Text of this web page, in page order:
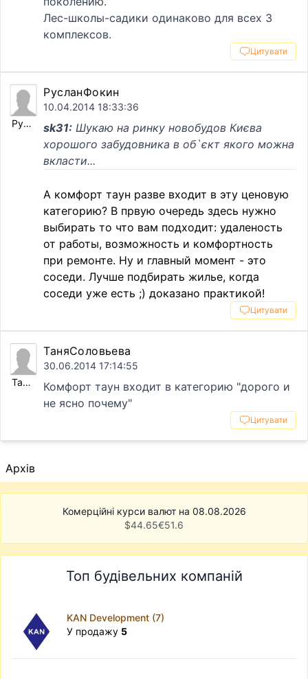
Лес-школы-садики одинаково для всех 3
комплексов.
Цитувати
РусланФокин
РусланФокин
10.04.2014 18:33:36
sk31: Шукаю на ринку новобудов Києва
хорошого забудовника в об`єкт якого можна
вкласти...
А комфорт таун разве входит в эту ценовую
категорию? В првую очередь здесь нужно
выбирать то что вам подходит: удаленость
от работы, возможность и комфортность
при ремонте. Ну и главный момент - это
соседи. Лучше подбирать жилье, когда
соседи уже есть ;) доказано практикой!
Цитувати
ТаняСоловьева
ТаняСоловьева
30.06.2014 17:14:55
Комфорт таун входит в категорию "дорого и
не ясно почему"
Цитувати
Архів
Комерційні курси валют на 08.08.2026
$44.65€51.6
Топ будівельних компаній
KAN Development (7)
У продажу 5